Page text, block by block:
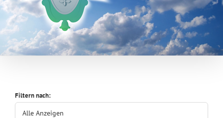
Filtern nach:
Alle Anzeigen